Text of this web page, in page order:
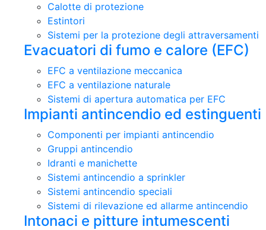
Calotte di protezione
Estintori
Sistemi per la protezione degli attraversamenti
Evacuatori di fumo e calore (EFC)
EFC a ventilazione meccanica
EFC a ventilazione naturale
Sistemi di apertura automatica per EFC
Impianti antincendio ed estinguenti
Componenti per impianti antincendio
Gruppi antincendio
Idranti e manichette
Sistemi antincendio a sprinkler
Sistemi antincendio speciali
Sistemi di rilevazione ed allarme antincendio
Intonaci e pitture intumescenti